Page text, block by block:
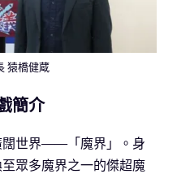
猿橋健蔵
簡介
闊世界——「魔界」。身
眾多魔界之一的傑超魔